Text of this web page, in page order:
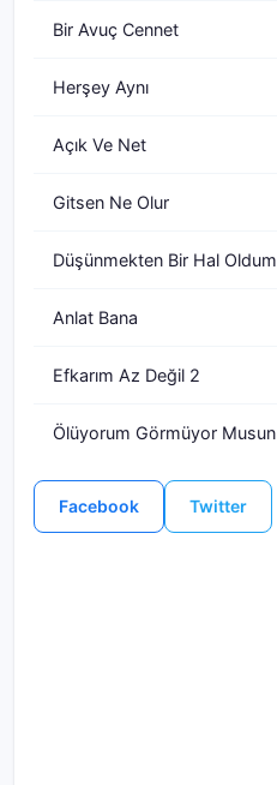
Bir Avuç Cennet
Herşey Aynı
Açık Ve Net
Gitsen Ne Olur
Düşünmekten Bir Hal Oldum
Anlat Bana
Efkarım Az Değil 2
Ölüyorum Görmüyor Musun
Facebook Twitter